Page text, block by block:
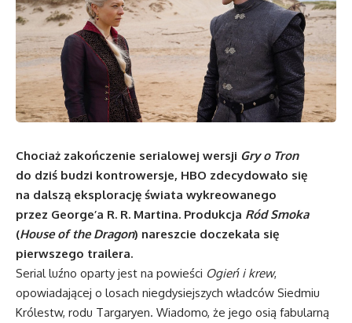
Chociaż zakończenie serialowej wersji Gry o Tron
do dziś budzi kontrowersje, HBO zdecydowało się
na dalszą eksplorację świata wykreowanego
przez George’a R. R. Martina. Produkcja Ród Smoka
(House of the Dragon) nareszcie doczekała się
pierwszego trailera.
Serial luźno oparty jest na powieści Ogień i krew,
opowiadającej o losach niegdysiejszych władców Siedmiu
Królestw, rodu Targaryen. Wiadomo, że jego osią fabularną